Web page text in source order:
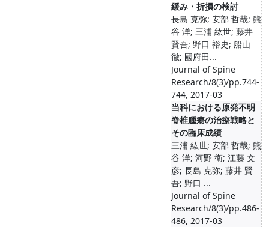
緩み・折損の検討
長島 克弥; 安部 哲哉; 熊
谷 洋; 三浦 紘世; 藤井
賢吾; 野口 裕史; 船山
徹; 國府田...
Journal of Spine
Research/8(3)/pp.744-
744, 2017-03
当科における原発不明
脊椎腫瘍の治療戦略と
その臨床成績
三浦 紘世; 安部 哲哉; 熊
谷 洋; 河野 衛; 江藤 文
彦; 長島 克弥; 藤井 賢
吾; 野口 ...
Journal of Spine
Research/8(3)/pp.486-
486, 2017-03